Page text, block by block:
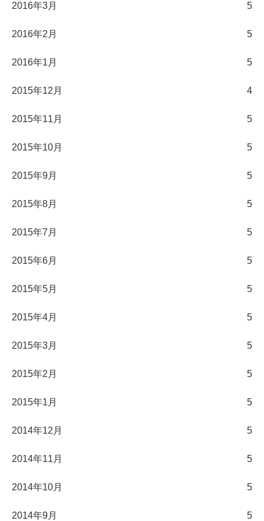
2016年3月 5
2016年2月 5
2016年1月 5
2015年12月 4
2015年11月 5
2015年10月 5
2015年9月 5
2015年8月 5
2015年7月 5
2015年6月 5
2015年5月 5
2015年4月 5
2015年3月 5
2015年2月 5
2015年1月 5
2014年12月 5
2014年11月 5
2014年10月 5
2014年9月 5